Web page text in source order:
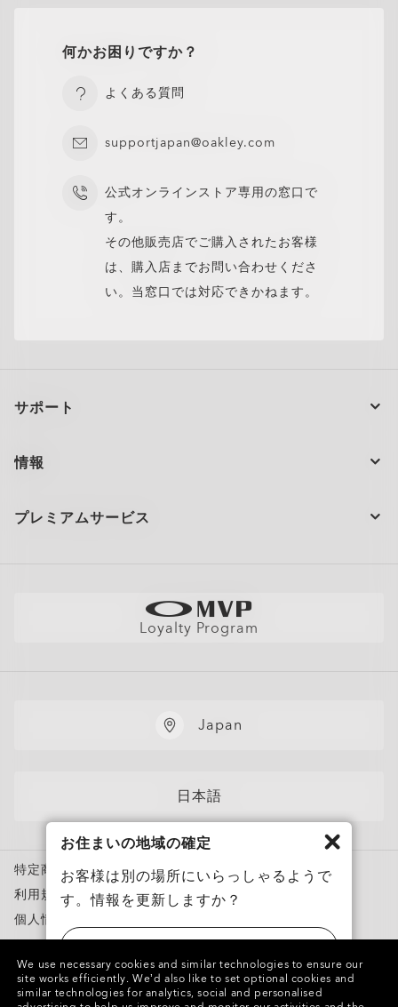
何かお困りですか？
よくある質問
supportjapan@oakley.com
公式オンラインストア専用の窓口で
す。
その他販売店でご購入されたお客様
は、購入店までお問い合わせくださ
い。当窓口では対応できかねます。
サポート
注文の状況
ショッピングサポート
AI グラスの製品保証について
情報
お問い合わせ
度付き対応サングラス
トレーニングウェア
スノーゴーグル
カスタムメガネ
Oakley Meta
特別キャンペーン
プレミアムサービス
店舗の視力測定を予約する
Japan
日本語
Loyalty Program
特定商取引法に基づく表記
利用規約
個人情報保護方針
ニセモノを報告
知的財産権
お住まいの地域の確定
お客様は別の場所にいらっしゃるようで
す。情報を更新しますか？
日本
We use necessary cookies and similar technologies to ensure our
site works efficiently. We’d also like to set optional cookies and
similar technologies for analytics, social and personalised